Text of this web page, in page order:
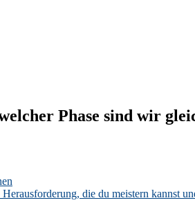
Phase sind wir
die du meistern kannst